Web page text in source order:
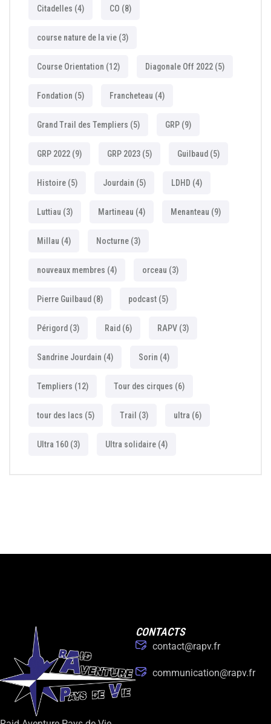
Citadelles (4) CO (8)
course nature de la vie (3)
Course Orientation (12) Diagonale Off 2022 (5)
Fondation (5) Francheteau (4)
Grand Trail des Templiers (5) GRP (9)
GRP 2022 (9) GRP 2023 (5) Guilbaud (5)
Histoire (5) Jourdain (5) LDHD (4)
Luttiau (3) Martineau (4) Menanteau (9)
Millau (4) Nocturne (3)
nouveaux membres (4) orceau (3)
Pierre Guilbaud (8) podcast (5)
Périgord (3) Raid (6) RAPV (3)
Sandrine Jourdain (4) Sorin (4)
Templiers (12) Tour des cirques (6)
tour des lacs (5) Trail (3) ultra (6)
Ultra 160 (3) Ultra solidaire (4)
CONTACTS
contact@rapv.fr
communication@rapv.fr